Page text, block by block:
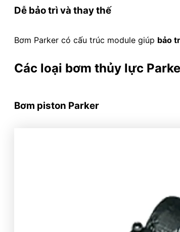
Dễ bảo trì và thay thế
Bơm Parker có cấu trúc module giúp bảo
Các loại bơm thủy lực
Bơm piston Parker